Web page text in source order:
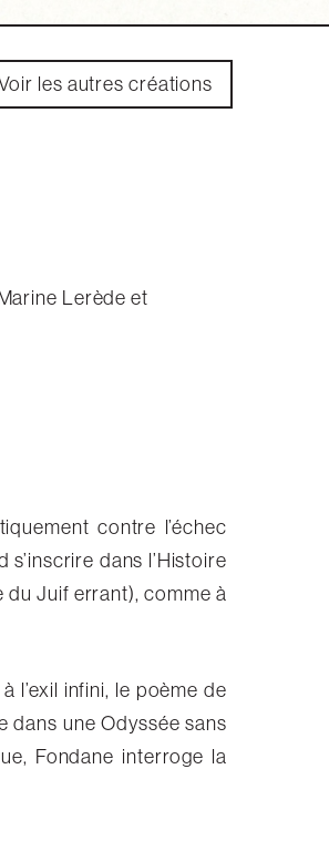
les autres créations
Lerède et
contre l’échec
dans l’Histoire
du Juif errant), comme à
l’exil infini, le poème de
dans une Odyssée sans
Fondane interroge la